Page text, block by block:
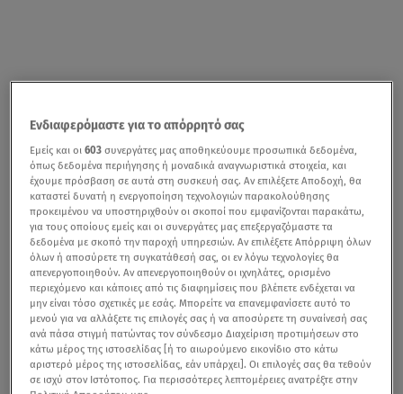
Ενδιαφερόμαστε για το απόρρητό σας
Εμείς και οι603 συνεργάτες μας αποθηκεύουμε προσωπικά δεδομένα,
όπως δεδομένα περιήγησης ή μοναδικά αναγνωριστικά στοιχεία, και
έχουμε πρόσβαση σε αυτά στη συσκευή σας. Αν επιλέξετε Αποδοχή, θα
καταστεί δυνατή η ενεργοποίηση τεχνολογιών παρακολούθησης
προκειμένου να υποστηριχθούν οι σκοποί που εμφανίζονται παρακάτω,
για τους οποίους εμείς και οι συνεργάτες μας επεξεργαζόμαστε τα
δεδομένα με σκοπό την παροχή υπηρεσιών. Αν επιλέξετε Απόρριψη όλων
όλων ή αποσύρετε τη συγκατάθεσή σας, οι εν λόγω τεχνολογίες θα
απενεργοποιηθούν. Αν απενεργοποιηθούν οι ιχνηλάτες, ορισμένο
περιεχόμενο και κάποιες από τις διαφημίσεις που βλέπετε ενδέχεται να
μην είναι τόσο σχετικές με εσάς. Μπορείτε να επανεμφανίσετε αυτό το
μενού για να αλλάξετε τις επιλογές σας ή να αποσύρετε τη συναίνεσή σας
ανά πάσα στιγμή πατώντας τον σύνδεσμο Διαχείριση προτιμήσεων στο
κάτω μέρος της ιστοσελίδας [ή το αιωρούμενο εικονίδιο στο κάτω
αριστερό μέρος της ιστοσελίδας, εάν υπάρχει]. Οι επιλογές σας θα τεθούν
σε ισχύ στον Ιστότοπος. Για περισσότερες λεπτομέρειες ανατρέξτε στην